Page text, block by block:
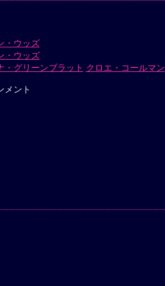
・ウッズ
・ウッズ
・グリーンブラット クロエ・コールマン
メント